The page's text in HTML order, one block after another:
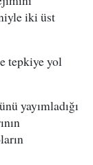
iki üst
tepkiye yol
yayımladığı